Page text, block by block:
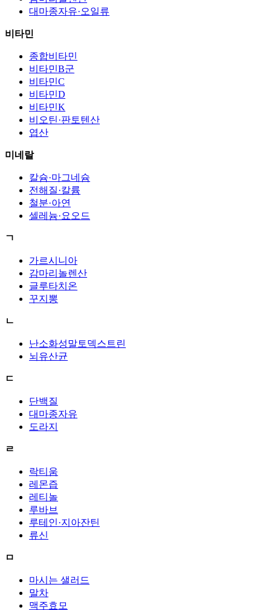
대마종자유·오일류
비타민
종합비타민
비타민B군
비타민C
비타민D
비타민K
비오틴·판토텐산
엽산
미네랄
칼슘·마그네슘
전해질·칼륨
철분·아연
셀레늄·요오드
ㄱ
가르시니아
감마리놀렌산
글루타치온
꾸지뽕
ㄴ
난소화성말토덱스트린
뇌유산균
ㄷ
단백질
대마종자유
도라지
ㄹ
락티움
레몬즙
레티놀
루바브
루테인·지아잔틴
류신
ㅁ
마시는 샐러드
말차
맥주효모